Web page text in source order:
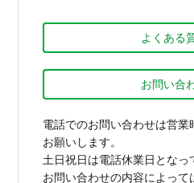
よくある
お問い合
電話でのお問い合わせは営
お願いします。
土日祝日は電話休業日となっ
お問い合わせの内容によって